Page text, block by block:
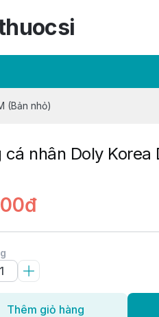
(Bản nhỏ)
cá nhân Doly Korea
Thêm giỏ hàng